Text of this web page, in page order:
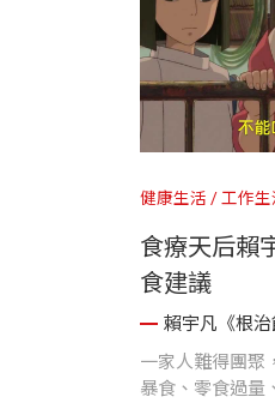
健康生活 工作生
食療天后賴
食建議
賴宇凡《根治
一家人難得團聚
暴食、零食過量